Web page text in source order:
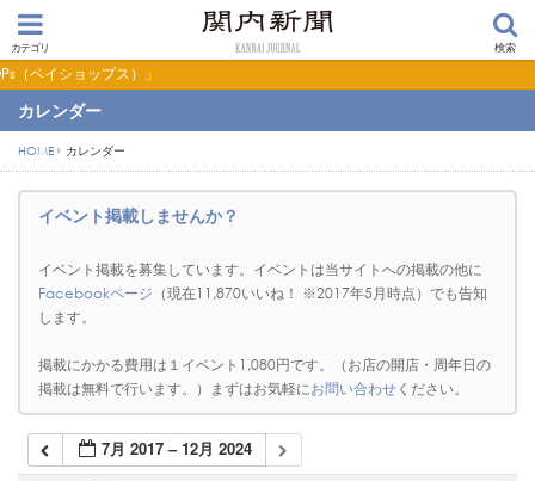
カテゴリ 検索
」
カレンダー
HOME カレンダー
イベント掲載しませんか？
イベント掲載を募集しています。イベントは当サイトへの掲載の他に
Facebookページ （現在11,870いいね！ ※2017年5月時点）でも告知
します。
掲載にかかる費用は１イベント1,080円です。（お店の開店・周年日の
掲載は無料で行います。）まずはお気軽にお問い合わせください。
7月 2017 – 12月 2024